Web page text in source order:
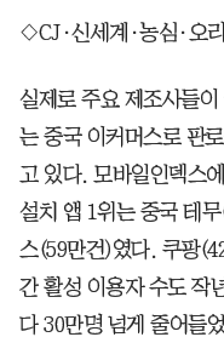
◇CJ·신세계·농심·오
실제로 주요 제조사들
는 중국 이커머스로 판
고 있다. 모바일인덱스
설치 앱 1위는 중국 테
스(59만건)였다. 쿠팡
간 활성 이용자 수도 작
다 30만명 넘게 줄어들